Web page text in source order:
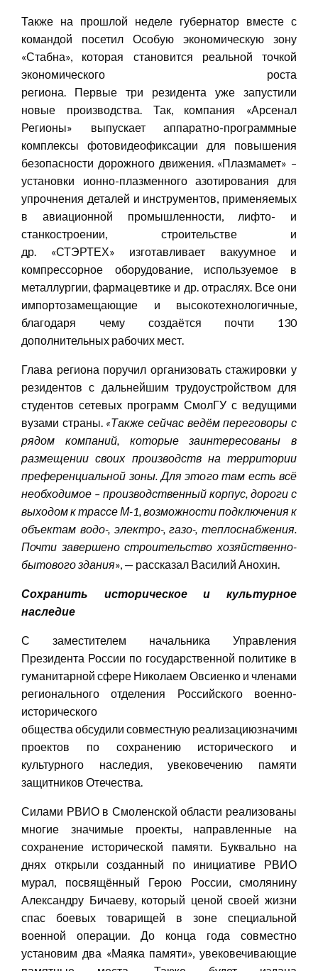
Также на прошлой неделе губернатор вместе с
командой посетил Особую экономическую зону
«Стабна», которая становится реальной точкой
экономического роста
региона. Первые три резидента уже запустили
новые производства. Так, компания «Арсенал
Регионы» выпускает аппаратно-программные
комплексы фотовидеофиксации для повышения
безопасности дорожного движения. «Плазмамет» –
установки ионно-плазменного азотирования для
упрочнения деталей и инструментов, применяемых
в авиационной промышленности, лифто- и
станкостроении, строительстве и
др. «СТЭРТЕХ» изготавливает вакуумное и
компрессорное оборудование, используемое в
металлургии, фармацевтике и др. отраслях. Все они
импортозамещающие и высокотехнологичные,
благодаря чему создаётся почти 130
дополнительных рабочих мест.
Глава региона поручил организовать стажировки у
резидентов с дальнейшим трудоустройством для
студентов сетевых программ СмолГУ с ведущими
вузами страны. «Также сейчас ведём переговоры с
рядом компаний, которые заинтересованы в
размещении своих производств на территории
преференциальной зоны. Для этого там есть всё
необходимое – производственный корпус, дороги с
выходом к трассе М-1, возможности подключения к
объектам водо-, электро-, газо-, теплоснабжения.
Почти завершено строительство хозяйственно-
бытового здания», — рассказал Василий Анохин.
Сохранить историческое и культурное
наследие
С заместителем начальника Управления
Президента России по государственной политике в
гуманитарной сфере Николаем Овсиенко и членами
регионального отделения Российского военно-
исторического
общества обсудили совместную реализациюзначимых
проектов по сохранению исторического и
культурного наследия, увековечению памяти
защитников Отечества.
Силами РВИО в Смоленской области реализованы
многие значимые проекты, направленные на
сохранение исторической памяти. Буквально на
днях открыли созданный по инициативе РВИО
мурал, посвящённый Герою России, смолянину
Александру Бичаеву, который ценой своей жизни
спас боевых товарищей в зоне специальной
военной операции. До конца года совместно
установим два «Маяка памяти», увековечивающие